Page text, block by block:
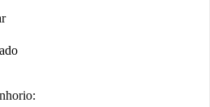
interno em todo o estabelecimento,
24 horas no local.
academia, piscina, cozinha